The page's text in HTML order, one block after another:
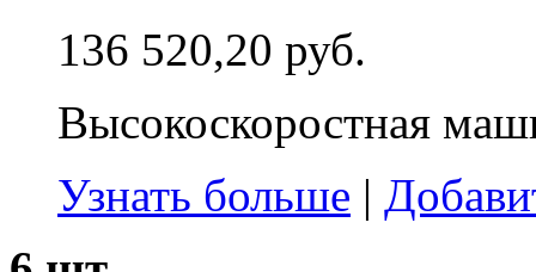
136 520,20 руб.
Высокоскоростная
Узнать больше |